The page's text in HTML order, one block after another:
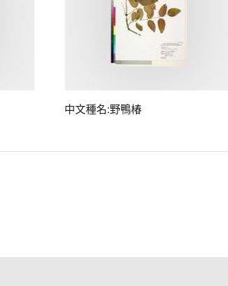
中文種名:野鴨椿